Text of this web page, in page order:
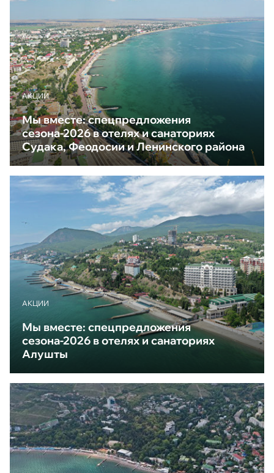
АКЦИИ
Мы вместе: спецпредложения
сезона-2026 в отелях и санаториях
Судака, Феодосии и Ленинского района
АКЦИИ
Мы вместе: спецпредложения
сезона-2026 в отелях и санаториях
Алушты